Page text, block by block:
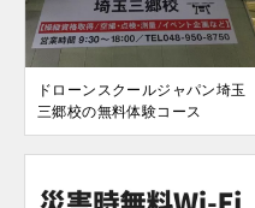
ドローンスクールジャパン埼玉
三郷校の無料体験コース